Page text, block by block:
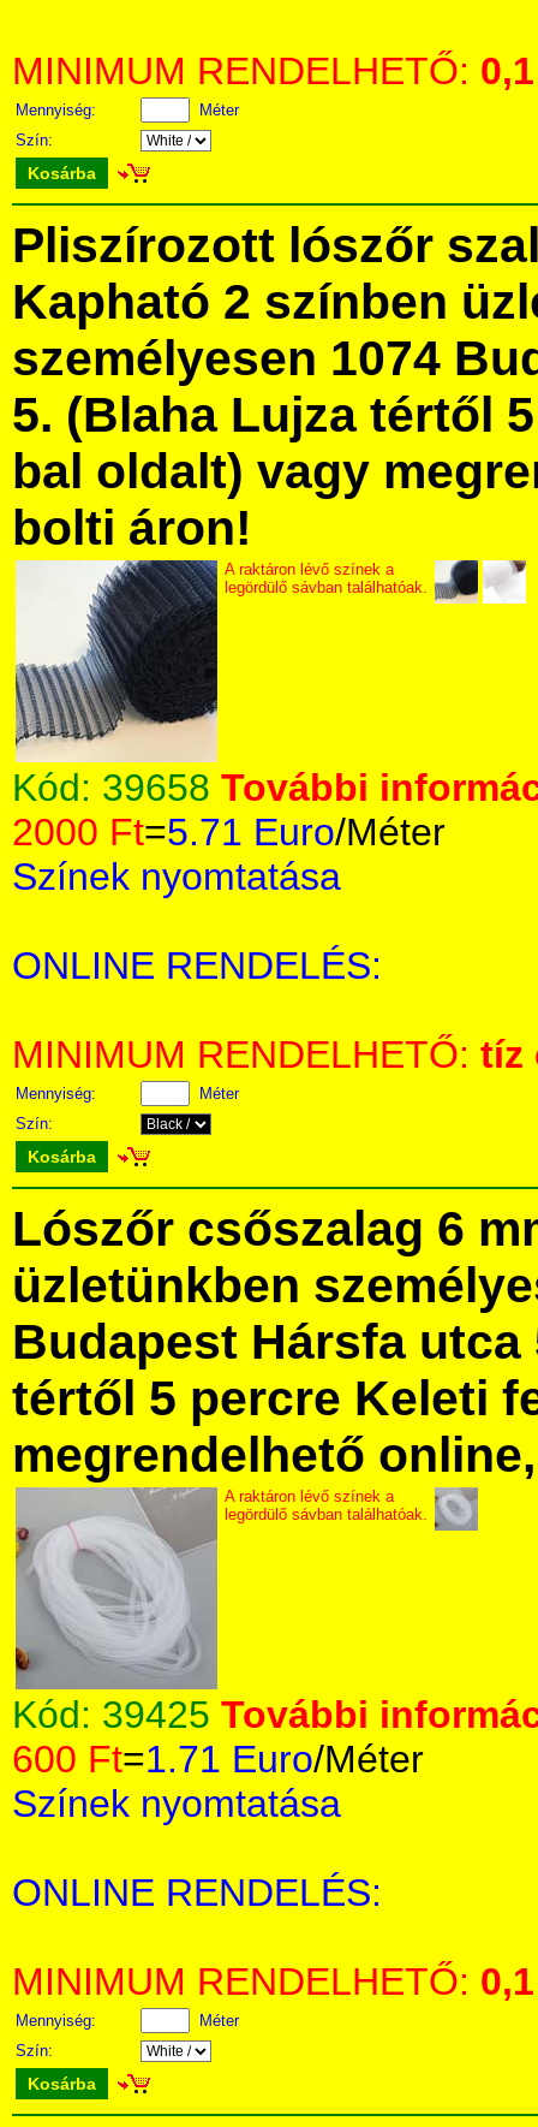
MINIMUM RENDELHETŐ: 0,1
Mennyiség:
Méter
Szín:
Kosárba
Pliszírozott lószőr
Kapható 2 színben
személyesen 1074
5. (Blaha Lujza tértől
bal oldalt) vagy
bolti áron!
A raktáron lévő színek a
legördülő sávban találhatóak.
Kód: 39658 További
2000 Ft=5.71 Euro/Méter
Színek nyomtatása
ONLINE RENDELÉS:
MINIMUM RENDELHETŐ: tíz
Mennyiség:
Méter
Szín:
Kosárba
Lószőr csőszalag 6
üzletünkben
Budapest Hársfa utca
tértől 5 percre Keleti
megrendelhető
A raktáron lévő színek a
legördülő sávban találhatóak.
Kód: 39425 További
600 Ft=1.71 Euro/Méter
Színek nyomtatása
ONLINE RENDELÉS:
MINIMUM RENDELHETŐ: 0,1
Mennyiség:
Méter
Szín:
Kosárba